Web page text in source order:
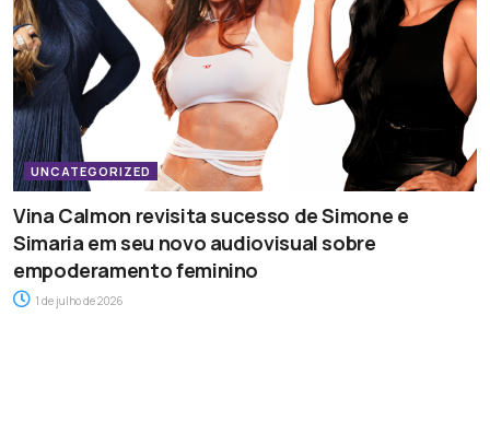
UNCATEGORIZED
Vina Calmon revisita sucesso de Simone e
Simaria em seu novo audiovisual sobre
empoderamento feminino
1 de julho de 2026